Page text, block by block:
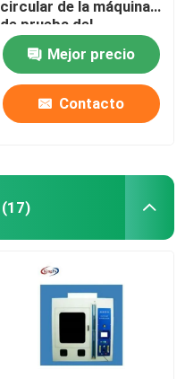
circular de la máquina
de prueba del
interruptor de la sierra
Mejor precio
Contacto
(17)